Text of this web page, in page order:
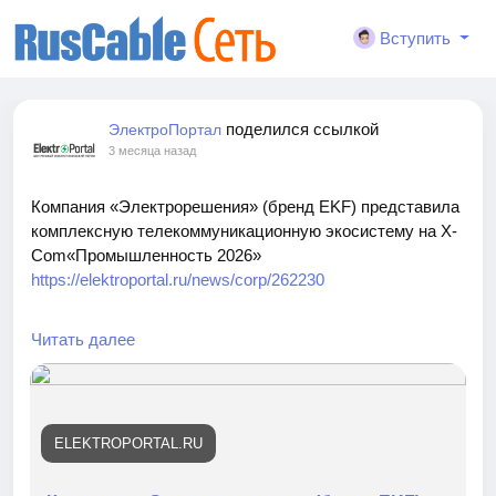
Вступить
ЭлектроПортал поделился ссылкой
3 месяца назад
Компания «Электрорешения» (бренд EKF) представила
комплексную телекоммуникационную экосистему на X-
Com«Промышленность 2026»
https://elektroportal.ru/news/corp/262230
компания «Электрорешения», представитель бренда
EKF в России, продемонстрировала решения для
инфраструктуры. В центре внимания оказались
продукты для организации телекоммуникационных
Читать далее
ELEKTROPORTAL.RU